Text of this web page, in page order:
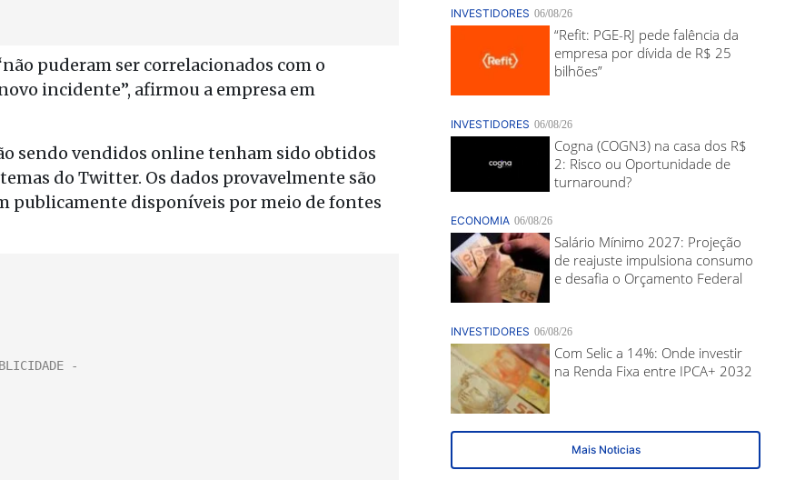
puderam ser correlacionados com o
incidente”, afirmou a empresa em
sendo vendidos online tenham sido obtidos
do Twitter. Os dados provavelmente são
publicamente disponíveis por meio de fontes